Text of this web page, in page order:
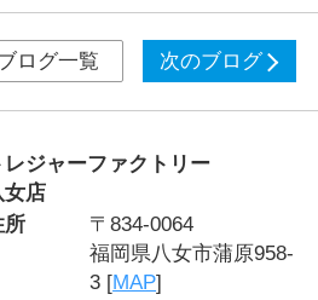
ログ一覧 次のブログ
レジャーファクトリー
女店
所
〒834-0064
福岡県八女市蒲原958-
3 [MAP]